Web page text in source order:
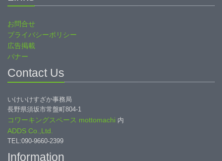
お問合せ
プライバシーポリシー
広告掲載
バナー
Contact Us
いけいけすざか事務局
長野県須坂市常盤町804-1
コワーキングスペース mottomachi 内
ADDS Co.,Ltd.
TEL:090-9660-2399
Information